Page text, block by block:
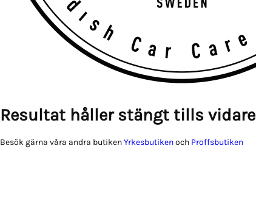
Resultat håller stängt tills vidare
Besök gärna våra andra butikenYrkesbutikenoch Proffsbutiken